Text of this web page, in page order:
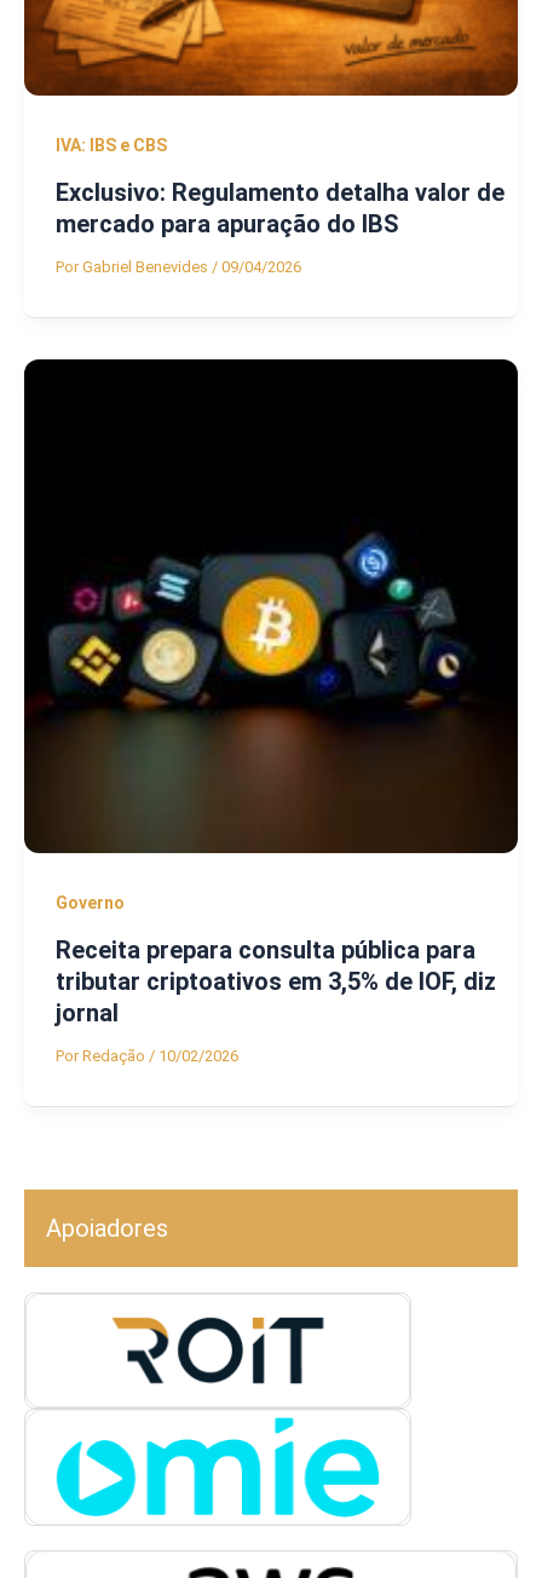
IVA: IBS e CBS
Exclusivo: Regulamento detalha valor de
mercado para apuração do IBS
PorGabriel Benevides / 09/04/2026
Governo
Receita prepara consulta pública para
tributar criptoativos em 3,5% de IOF, diz
jornal
PorRedação / 10/02/2026
Apoiadores